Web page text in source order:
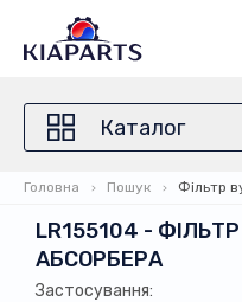
Каталог
Головна Пошук Фільтр
LR155104 -
АБСОРБЕРА
Застосування: